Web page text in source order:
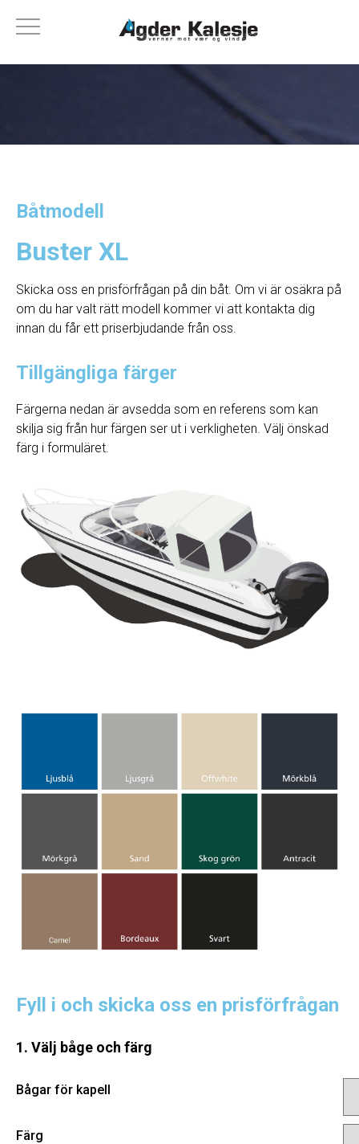
Båtmodell
Buster XL
Skicka oss en prisförfrågan på din båt. Om vi ​​är osäkra på
om du har valt rätt modell kommer vi att kontakta dig
innan du får ett priserbjudande från oss.
Tillgängliga färger
Färgerna nedan är avsedda som en referens som kan
skilja sig från hur färgen ser ut i verkligheten. Välj önskad
färg i formuläret.
Fyll i och skicka oss en prisförfrågan
1. Välj båge och färg
Bågar för kapell
Färg